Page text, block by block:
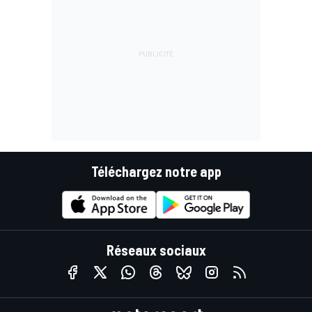
Téléchargez notre app
Réseaux sociaux